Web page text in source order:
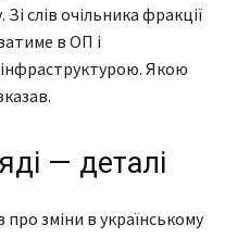
слів очільника фракції
в ОП і
Якою
— деталі
про зміни в українському